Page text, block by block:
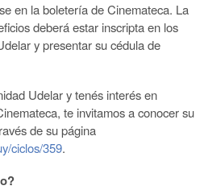
en la boletería de Cinemateca. La
deberá estar inscripta en los
y presentar su cédula de
Udelar y tenés interés en
te invitamos a conocer su
de su página
ciclos/359.